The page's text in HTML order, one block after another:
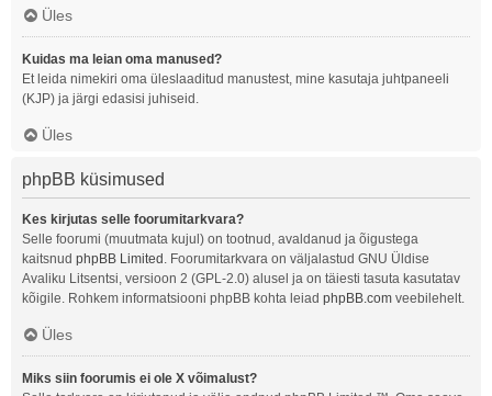
Üles
Kuidas ma leian oma manused?
Et leida nimekiri oma üleslaaditud manustest, mine kasutaja juhtpaneeli
(KJP) ja järgi edasisi juhiseid.
Üles
phpBB küsimused
Kes kirjutas selle foorumitarkvara?
Selle foorumi (muutmata kujul) on tootnud, avaldanud ja õigustega
kaitsnud phpBB Limited . Foorumitarkvara on väljalastud GNU Üldise
Avaliku Litsentsi, versioon 2 (GPL-2.0) alusel ja on täiesti tasuta kasutatav
kõigile. Rohkem informatsiooni phpBB kohta leiad phpBB.com veebilehelt.
Üles
Miks siin foorumis ei ole X võimalust?